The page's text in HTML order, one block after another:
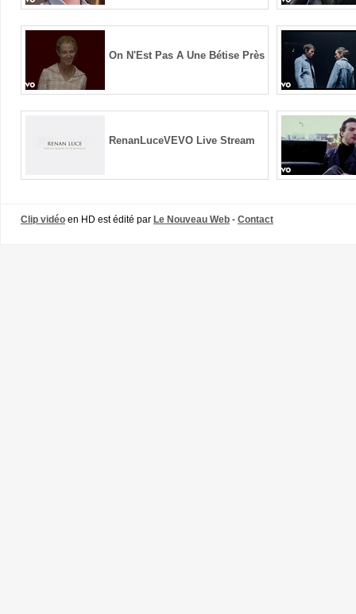
On N'Est Pas A Une Bétise Près
RenanLuceVEVO Live Stream
Clip vidéo en HD est édité par Le Nouveau Web - Contact